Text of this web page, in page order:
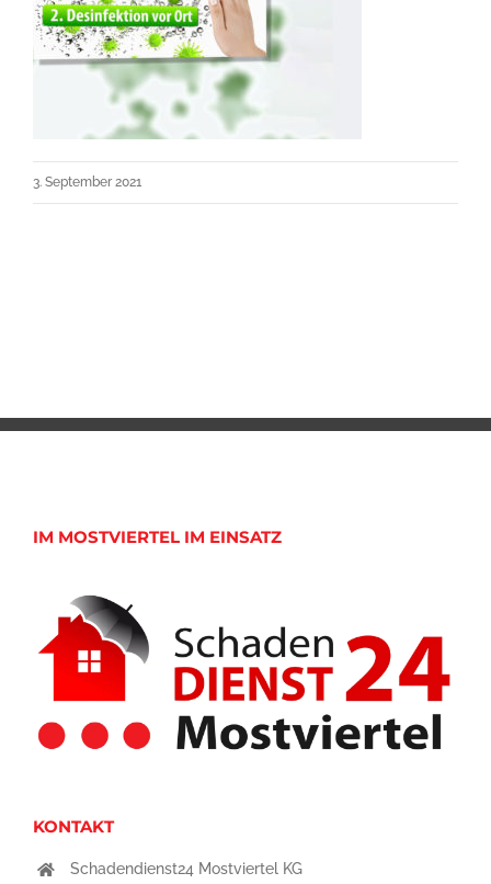
3. September 2021
IM MOSTVIERTEL IM EINSATZ
KONTAKT
Schadendienst24 Mostviertel KG